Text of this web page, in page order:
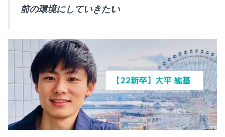
前の環境にしていきたい